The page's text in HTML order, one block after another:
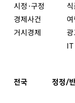
시정·구정
경제사건
거시경제
전국 정정/